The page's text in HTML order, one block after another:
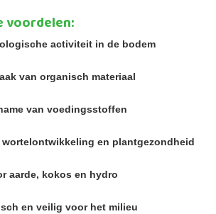
voordelen:
activiteit in de bodem
van organisch materiaal
van voedingsstoffen
en plantgezondheid
aarde, kokos en hydro
en veilig voor het milieu